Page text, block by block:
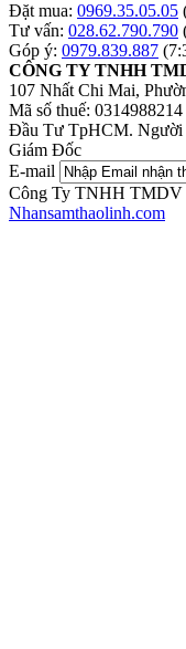
Đặt mua: 0969.35.05.05
Tư vấn: 028.62.790.790
Góp ý: 0979.839.887
CÔNG TY TNHH
107 Nhất Chi Mai,
Mã số thuế:
Đầu Tư TpHCM. Người
Giám Đốc
E-mail
Công Ty TNHH TMDV
Nhansamthaolinh.com